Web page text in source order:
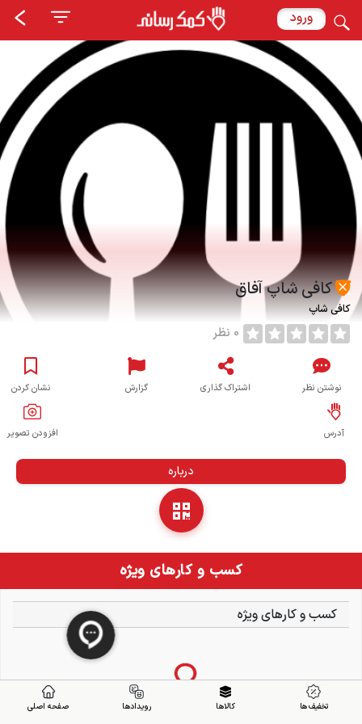
ورود
کافی شاپ آفاق
کافی شاپ
0 نظر
نوشتن نظر اشتراک گذاری گزارش نشان کردن
آدرس افزودن تصویر
درباره
کسب و کارهای ویژه
کسب و کارهای ویژه
تخفیف ها کالاها رویدادها صفحه اصلی